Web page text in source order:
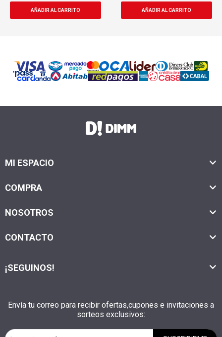
MI ESPACIO
COMPRA
NOSOTROS
CONTACTO
Envía tu correo para recibir ofertas,cupones e invitaciones a
sorteos exclusivos:
¡SEGUINOS!